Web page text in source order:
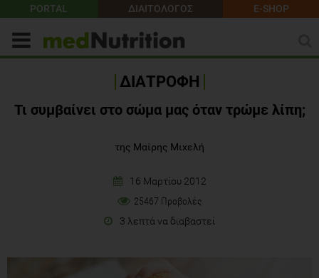
PORTAL ΔΙΑΙΤΟΛΟΓΟΣ E-SHOP
ΔΙΑΤΡΟΦΗ
Τι συμβαίνει στο σώμα μας όταν τρώμε λίπη;
της Μαίρης Μιχελή
16 Μαρτίου 2012
25467 Προβολές
3 λεπτά να διαβαστεί